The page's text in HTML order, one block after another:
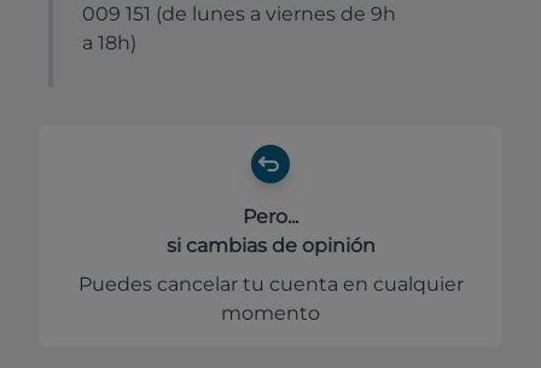
009 151 (de lunes a viernes de 9h
a 18h)
Pero...
si cambias de opinión
Puedes cancelar tu cuenta en cualquier
momento